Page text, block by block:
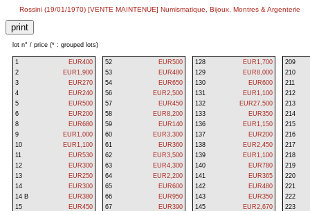
Rossini (19/01/1970) [VENTE MAINTENUE] Numismatique, Bijoux, Montres & Argenterie
lot n° / price (* : grouped lots)
1
EUR400
2
EUR1,900
3
EUR270
4
EUR240
5
EUR500
6
EUR200
8
EUR680
9
EUR1,000
10
EUR1,100
11
EUR530
12
EUR300
13
EUR250
14
EUR300
14 B
EUR380
15
EUR450
52
EUR500
53
EUR480
54
EUR650
56
EUR2,500
57
EUR450
58
EUR8,200
59
EUR140
60
EUR3,300
61
EUR360
62
EUR3,500
63
EUR4,300
64
EUR2,200
65
EUR600
66
EUR950
67
EUR390
128
EUR1,700
129
EUR8,000
130
EUR600
131
EUR1,100
132
EUR27,500
133
EUR350
136
EUR1,150
137
EUR200
138
EUR2,450
139
EUR1,100
140
EUR780
141
EUR365
142
EUR480
143
EUR350
145
EUR2,670
209
210
211
212
213
214
215
216
217
218
219
220
221
222
223